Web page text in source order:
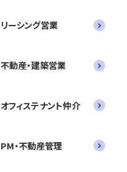
リーシング営業
不動産・建築営業
オフィステナント仲介
PM・不動産管理